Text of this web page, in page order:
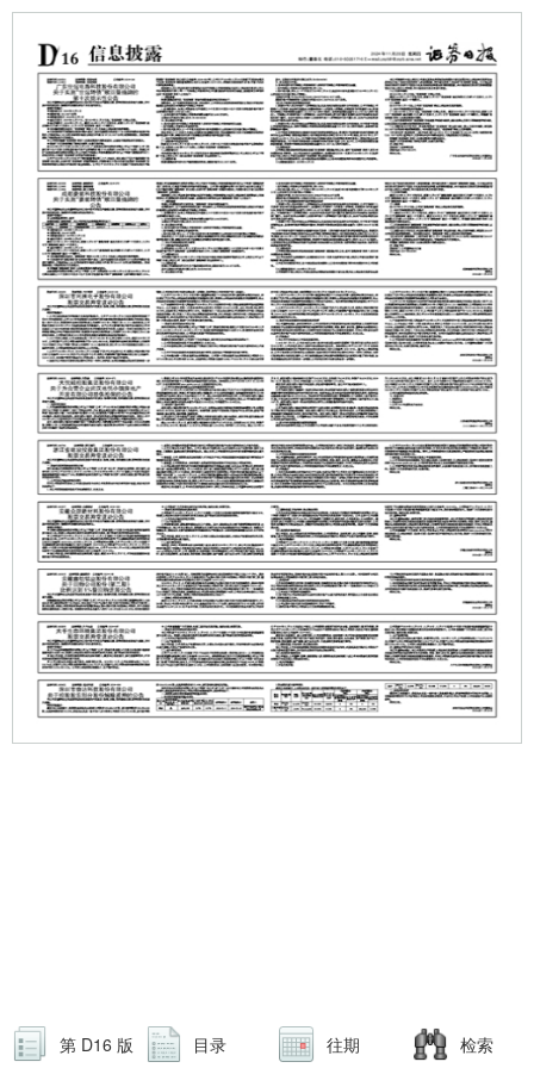
第 D16 版 目录 往期 检索